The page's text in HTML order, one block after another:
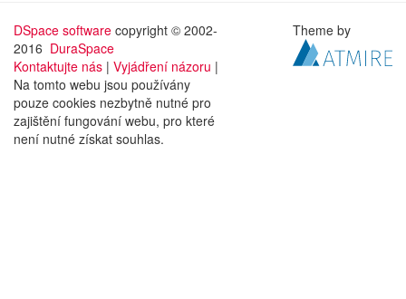
DSpace software copyright © 2002-
2016 DuraSpace
Kontaktujte nás | Vyjádření názoru |
Na tomto webu jsou používány
pouze cookies nezbytně nutné pro
zajištění fungování webu, pro které
není nutné získat souhlas.
Theme by